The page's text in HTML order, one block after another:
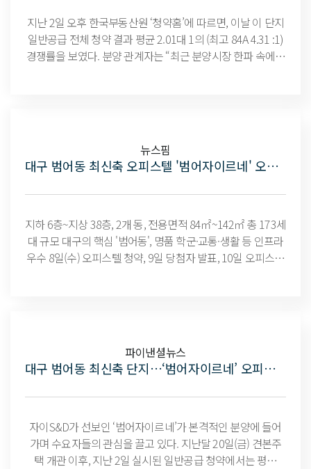
지난 2일 오후 한국부동산원 ‘청약홈’에 따르면, 이날 이 단지
일반공급 전체 청약 결과 평균 2.01대 1의 (최고 84A 4.31 :1)
경쟁률을 보였다. 분양 관계자는 “최근 분양시장 한파 속에도
뉴스핌
대구 범어동 최신축 오피스텔 '범어자이르네' 오는 8일 청약 개시
지하 6층~지상 38층, 2개 동, 전용면적 84㎡~142㎡ 총 173세
대 규모 대구의 핵심 '범어동', 명품 학군·교통·생활 등 인프라
우수 8일(수) 오피스텔 청약, 9일 당첨자 발표, 10일 오피스텔
파이낸셜뉴스
대구 범어동 최신축 단지…‘범어자이르네’ 오피스텔 8일 청약
자이S&D가 선보인 ‘범어자이르네’가 본격적인 분양에 들어
가며 수요자들의 관심을 끌고 있다. 지난달 20일(금) 견본주
택 개관 이후, 지난 2일 실시된 일반공급 청약에서는 평균